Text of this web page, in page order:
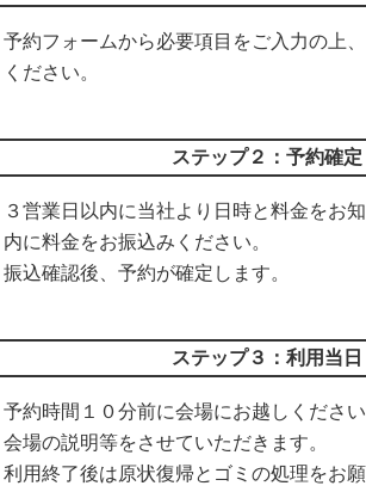
予約フォームから必要項目をご入力の上
ください。
ステップ２：予約確定
３営業日以内に当社より日時と料金をお
内に料金をお振込みください。
振込確認後、予約が確定します。
ステップ３：利用当日
予約時間１０分前に会場にお越しくださ
会場の説明等をさせていただきます。
利用終了後は原状復帰とゴミの処理をお